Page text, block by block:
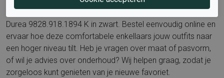
Gun je voeten de combinatie van elegantie en steun met de
Durea 9828.918.1894 K in zwart. Bestel eenvoudig online en
ervaar hoe deze comfortabele enkellaars jouw outfits naar
een hoger niveau tilt. Heb je vragen over maat of pasvorm,
of wil je advies over onderhoud? Wij helpen graag, zodat je
zorgeloos kunt genieten van je nieuwe favoriet.